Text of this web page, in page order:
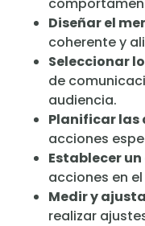
Diseñar el
coherente y
Seleccionar
de
audiencia.
Planificar las
acciones
Establecer
acciones en
Medir y
realizar